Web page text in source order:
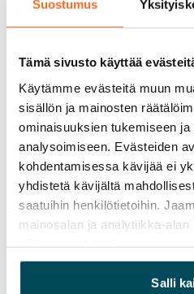
Suostumus
Tämä sivusto käyttää
Käytämme evästeitä muun
sisällön ja mainosten
ominaisuuksien tukemiseen
analysoimiseen. Evästeiden
kohdentamisessa kävijää ei
yhdistetä kävijältä
saatuihin henkilötietoihin.
mainosalan ja analytiikka-
yhdistää näitä tietoja muihin
heille tai joita on kerätty, kun
Salli
Vuokrattu
Ei
Vuokra
Vuokravakuus
0 €, (yrityksille min. 1 kk
Kotivakuutus
Pakollinen, ei sisälly vuokraan
27 €/hlö/kk